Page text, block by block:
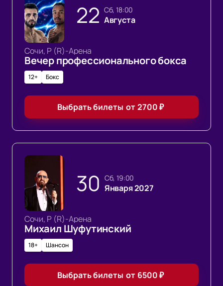
22 сб, 18:00
Августа
Сочи, Р (R)-Арена
Вечер профессионального бокса
12+ Бокс
Выбрать билеты от2700₽
30 сб, 19:00
Января 2027
Сочи, Р (R)-Арена
Михаил Шуфутинский
18+ Шансон
Выбрать билеты от 6500₽